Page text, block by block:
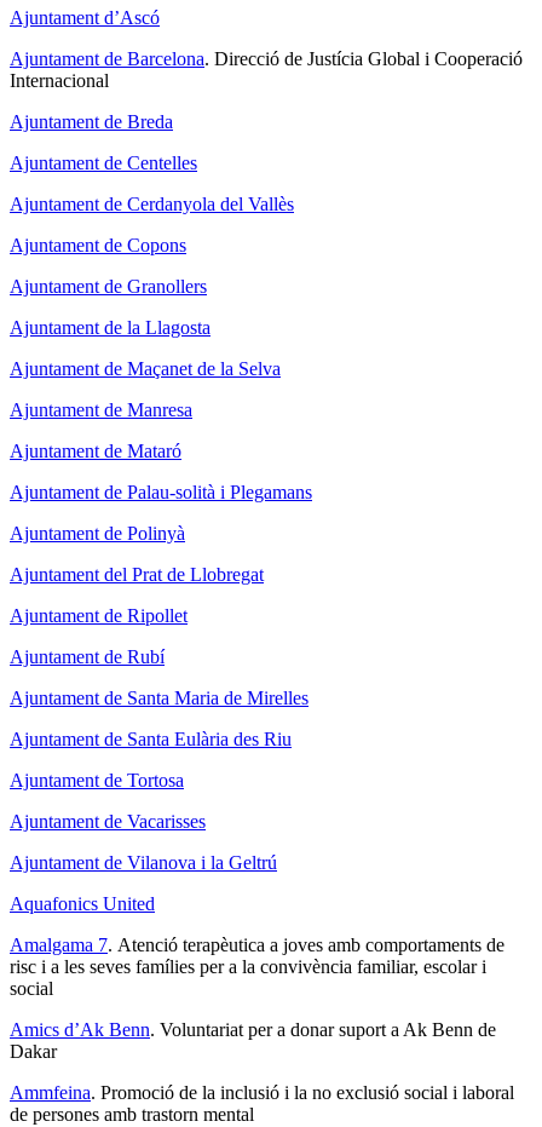
Ajuntament d’Ascó
Ajuntament de Barcelona. Direcció de Justícia Global i Cooperació
Internacional
Ajuntament de Breda
Ajuntament de Centelles
Ajuntament de Cerdanyola del Vallès
Ajuntament de Copons
Ajuntament de Granollers
Ajuntament de la Llagosta
Ajuntament de Maçanet de la Selva
Ajuntament de Manresa
Ajuntament de Mataró
Ajuntament de Palau-solità i Plegamans
Ajuntament de Polinyà
Ajuntament del Prat de Llobregat
Ajuntament de Ripollet
Ajuntament de Rubí
Ajuntament de Santa Maria de Mirelles
Ajuntament de Santa Eulària des Riu
Ajuntament de Tortosa
Ajuntament de Vacarisses
Ajuntament de Vilanova i la Geltrú
Aquafonics United
Amalgama 7. Atenció terapèutica a joves amb comportaments de
risc i a les seves famílies per a la convivència familiar, escolar i
social
Amics d’Ak Benn. Voluntariat per a donar suport a Ak Benn de
Dakar
Ammfeina. Promoció de la inclusió i la no exclusió social i laboral
de persones amb trastorn mental